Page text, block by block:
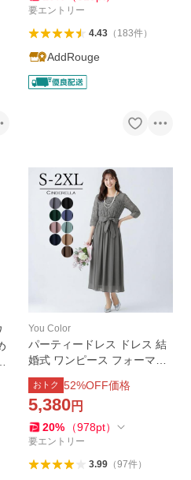
要エントリー
4.43（ 183件）
AddRouge
You Color
パーティードレス ドレス 結
婚式 ワンピース フォーマル
お呼ばれ ロングドレス 同窓
会 謝恩会 大きいサイズ 二次
会 ロング 長袖 30代 20代 40
代 50代 yj188528
おトク 52%OFF価格
5,380円
20% （978pt）
要エントリー
3.99（97件）